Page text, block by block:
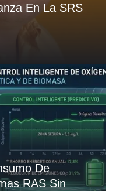
En La SRS
De
RAS Sin